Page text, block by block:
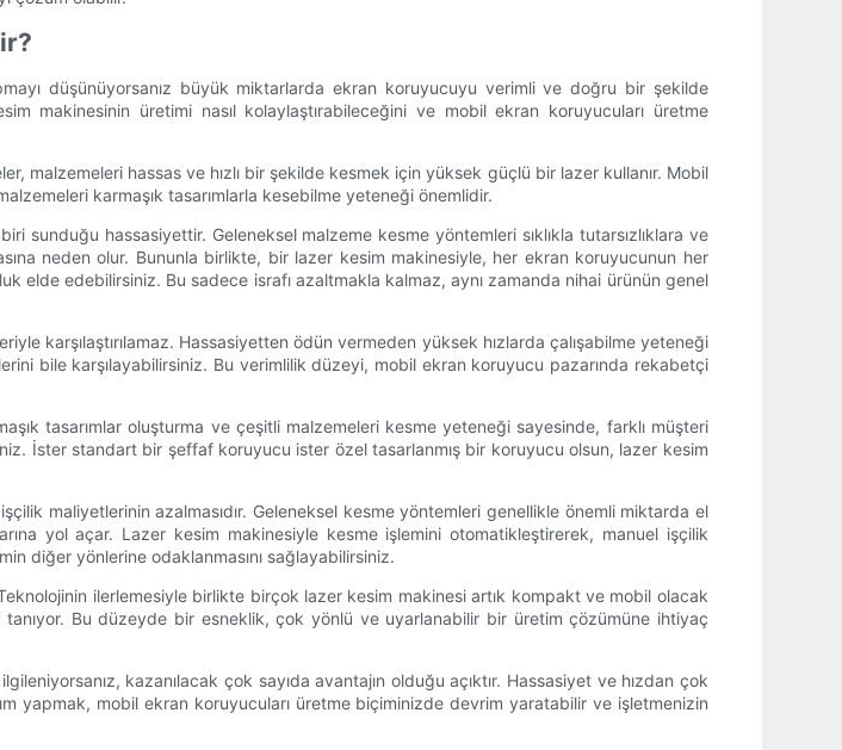
düşünüyorsanız büyük miktarlarda ekran koruyucuyu verimli ve doğru bir şekilde
makinesinin üretimi nasıl kolaylaştırabileceğini ve mobil ekran koruyucuları üretme
malzemeleri hassas ve hızlı bir şekilde kesmek için yüksek güçlü bir lazer kullanır. Mobil
karmaşık tasarımlarla kesebilme yeteneği önemlidir.
sunduğu hassasiyettir. Geleneksel malzeme kesme yöntemleri sıklıkla tutarsızlıklara ve
neden olur. Bununla birlikte, bir lazer kesim makinesiyle, her ekran koruyucunun her
edebilirsiniz. Bu sadece israfı azaltmakla kalmaz, aynı zamanda nihai ürünün genel
karşılaştırılamaz. Hassasiyetten ödün vermeden yüksek hızlarda çalışabilme yeteneği
bile karşılayabilirsiniz. Bu verimlilik düzeyi, mobil ekran koruyucu pazarında rekabetçi
tasarımlar oluşturma ve çeşitli malzemeleri kesme yeteneği sayesinde, farklı müşteri
İster standart bir şeffaf koruyucu ister özel tasarlanmış bir koruyucu olsun, lazer kesim
maliyetlerinin azalmasıdır. Geleneksel kesme yöntemleri genellikle önemli miktarda el
yol açar. Lazer kesim makinesiyle kesme işlemini otomatikleştirerek, manuel işçilik
diğer yönlerine odaklanmasını sağlayabilirsiniz.
ilerlemesiyle birlikte birçok lazer kesim makinesi artık kompakt ve mobil olacak
tanıyor. Bu düzeyde bir esneklik, çok yönlü ve uyarlanabilir bir üretim çözümüne ihtiyaç
kazanılacak çok sayıda avantajın olduğu açıktır. Hassasiyet ve hızdan çok
yapmak, mobil ekran koruyucuları üretme biçiminizde devrim yaratabilir ve işletmenizin